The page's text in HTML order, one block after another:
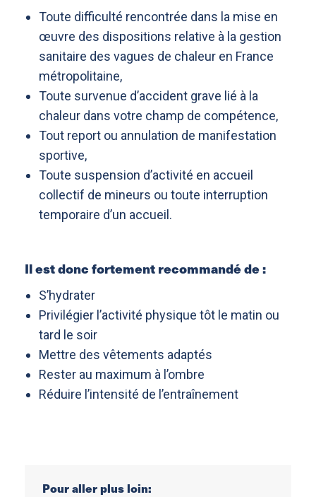
Toute difficulté rencontrée dans la mise en
œuvre des dispositions relative à la gestion
sanitaire des vagues de chaleur en France
métropolitaine,
Toute survenue d’accident grave lié à la
chaleur dans votre champ de compétence,
Tout report ou annulation de manifestation
sportive,
Toute suspension d’activité en accueil
collectif de mineurs ou toute interruption
temporaire d’un accueil.
Il est donc fortement recommandé de :
S’hydrater
Privilégier l’activité physique tôt le matin ou
tard le soir
Mettre des vêtements adaptés
Rester au maximum à l’ombre
Réduire l’intensité de l’entraînement
Pour aller plus loin: